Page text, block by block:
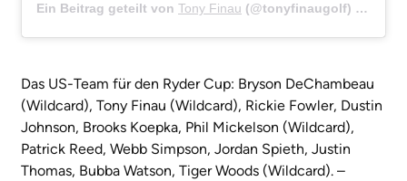
Ein Beitrag geteilt von Tony Finau (@tonyfinaugolf) am
Das US-Team für den Ryder Cup: Bryson DeChambeau
(Wildcard), Tony Finau (Wildcard), Rickie Fowler, Dustin
Johnson, Brooks Koepka, Phil Mickelson (Wildcard),
Patrick Reed, Webb Simpson, Jordan Spieth, Justin
Thomas, Bubba Watson, Tiger Woods (Wildcard). –